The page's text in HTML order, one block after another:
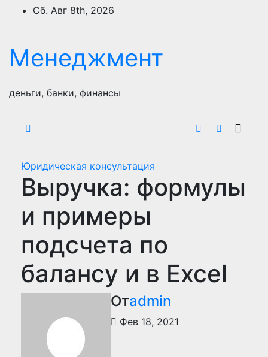
ПерейтиСб. Авг 8th, 2026
Менеджмент
деньги, банки, финансы
Юридическая консультация
Выручка: формулы
и примеры
подсчета по
балансу и в Excel
Отadmin
Фев 18, 2021